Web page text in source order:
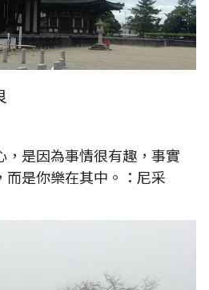
，是因為事情很有趣，事實
而是你樂在其中。：尼采